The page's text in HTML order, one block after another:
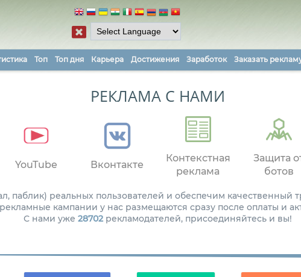
Топ Топ дня Карьера Достижения Заработок Заказать
РЕКЛАМА С НАМИ
YouTube Вконтакте
Контекстная
реклама
Защита
ботов
паблик) реальных пользователей и обеспечим качественный
кампании у нас размещаются сразу после оплаты и
С нами уже 28702рекламодателей, присоединяйтесь и вы!